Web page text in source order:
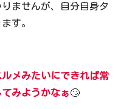
ませんが、自分自身タ
す。
メみたいにできれば常
みようかなぁ🙄